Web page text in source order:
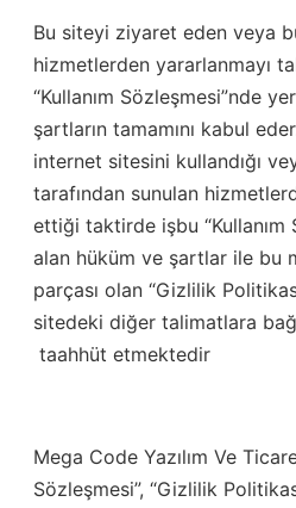
Bu siteyi ziyaret eden veya
hizmetlerden yararlanmayı
“Kullanım Sözleşmesi”nde
şartların tamamını kabul
internet sitesini kullandığı
tarafından sunulan
ettiği taktirde işbu “Kullanım
alan hüküm ve şartlar ile bu
parçası olan “Gizlilik
sitedeki diğer talimatlara
taahhüt etmektedir
Mega Code Yazılım Ve
Sözleşmesi”, “Gizlilik